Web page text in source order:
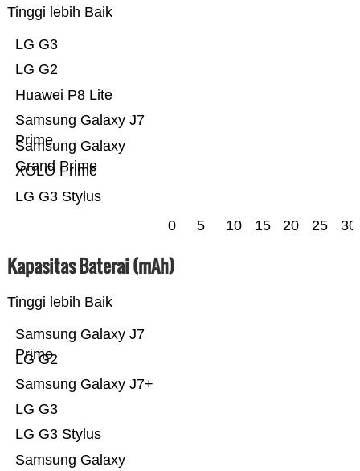
Tinggi lebih Baik
LG G3 Stylus
XOLO Prime
Samsung Galaxy
Grand Prime
Samsung Galaxy J7
Prime
Huawei P8 Lite
LG G2
LG G3
0 5 10 15 20 25 30
Kapasitas Baterai (mAh)
Tinggi lebih Baik
Samsung Galaxy
LG G3 Stylus
LG G3
Samsung Galaxy J7+
LG G2
Samsung Galaxy J7
Prime